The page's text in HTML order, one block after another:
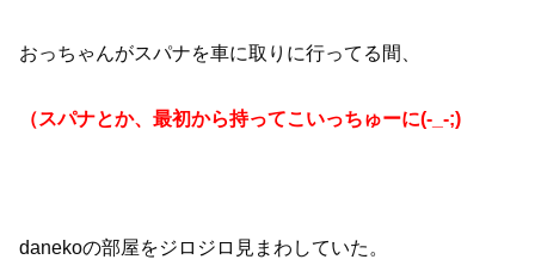
おっちゃんがスパナを車に取りに行ってる間、
（スパナとか、最初から持ってこいっちゅーに(-_-;)
danekoの部屋をジロジロ見まわしていた。